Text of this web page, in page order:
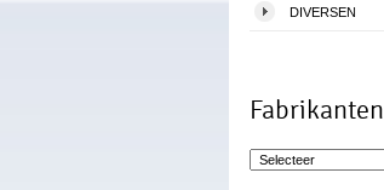
DIVERSEN
Fabrikanten